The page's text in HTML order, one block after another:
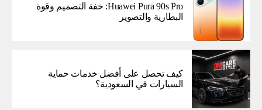
Huawei Pura 90s Pro: خفة التصميم وقوة
البطارية والتصوير
كيف تحصل على أفضل خدمات حماية
السيارات في السعودية؟